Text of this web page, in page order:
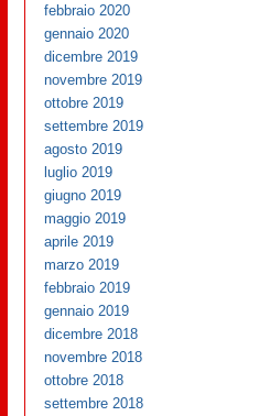
febbraio 2020
gennaio 2020
dicembre 2019
novembre 2019
ottobre 2019
settembre 2019
agosto 2019
luglio 2019
giugno 2019
maggio 2019
aprile 2019
marzo 2019
febbraio 2019
gennaio 2019
dicembre 2018
novembre 2018
ottobre 2018
settembre 2018